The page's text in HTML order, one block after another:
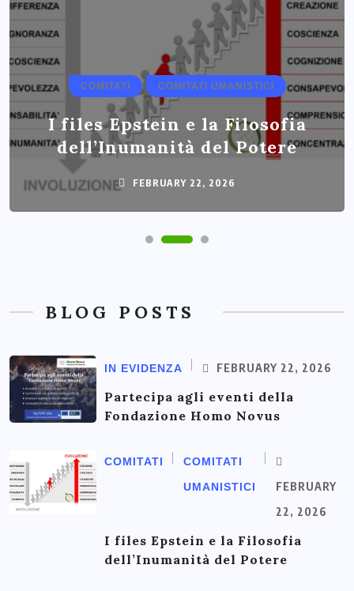
COMITATI COMITATI UMANISTICI
I files Epstein e la Filosofia
dell’Inumanità del Potere
FEBRUARY 22, 2026
BLOG POSTS
IN EVIDENZA FEBRUARY 22, 2026
Partecipa agli eventi della
Fondazione Homo Novus
COMITATI
COMITATI
UMANISTICI
FEBRUARY
22, 2026
I files Epstein e la Filosofia
dell’Inumanità del Potere